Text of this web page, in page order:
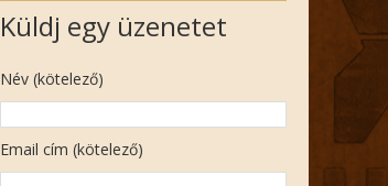
Küldj egy üzenetet
Név (kötelező)
Email cím (kötelező)